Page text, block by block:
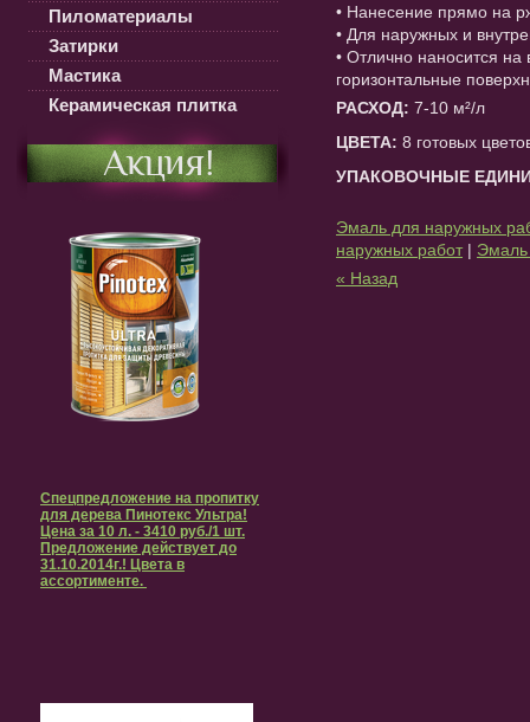
Пиломатериалы
Затирки
Мастика
Керамическая плитка
Акция!
Спецпредложение на пропитку
для дерева Пинотекс Ультра!
Цена за 10 л. - 3410 руб./1 шт.
Предложение действует до
31.10.2014г.! Цвета в
ассортименте.
• Нанесение прямо на
• Для наружных и
• Отлично наносится на
горизонтальные
РАСХОД: 7-10 м²/л
ЦВЕТА: 8 готовых
УПАКОВОЧНЫЕ
Эмаль для наружных
наружных работ| Эмаль
« Назад